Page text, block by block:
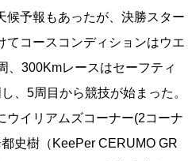
候予報もあったが、決勝スター
てコースコンディションはウエ
、300Kmレースはセーフティ
、5周目から競技が始まった。
ウイリアムズコーナー(2コーナ
史樹（KeePer CERUMO GR